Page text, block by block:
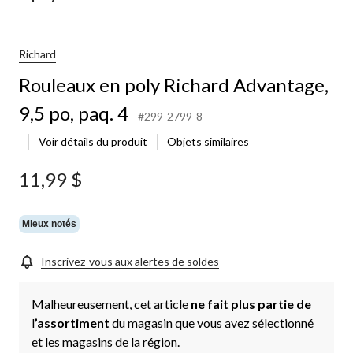
Richard
Rouleaux en poly Richard Advantage,
9,5 po, paq. 4
#299-2799-8
Voir détails du produit
Objets similaires
11,99 $
Mieux notés
Inscrivez-vous aux alertes de soldes
Malheureusement, cet article ne fait plus partie de
l’assortiment du magasin que vous avez sélectionné
et les magasins de la région.